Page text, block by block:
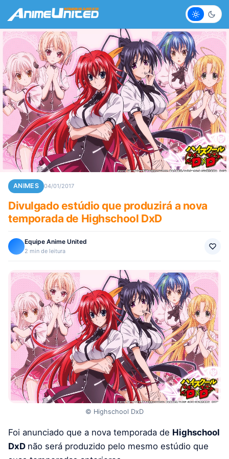
Claro
ANIMES 04/01/2017
Divulgado estúdio que produzirá a nova
temporada de Highschool DxD
Equipe Anime United
2 min de leitura
© Highschool DxD
Foi anunciado que a nova temporada de Highschool
DxD não será produzido pelo mesmo estúdio que